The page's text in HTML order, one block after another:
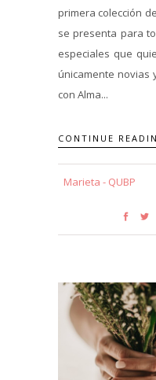
primera colección
se presenta para
especiales que
únicamente novias
con Alma...
CONTINUE
Marieta - QUBP